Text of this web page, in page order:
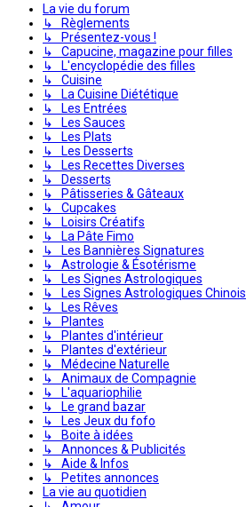
La vie du forum
↳ Règlements
↳ Présentez-vous !
↳ Capucine, magazine pour filles
↳ L'encyclopédie des filles
↳ Cuisine
↳ La Cuisine Diététique
↳ Les Entrées
↳ Les Sauces
↳ Les Plats
↳ Les Desserts
↳ Les Recettes Diverses
↳ Desserts
↳ Pâtisseries & Gâteaux
↳ Cupcakes
↳ Loisirs Créatifs
↳ La Pâte Fimo
↳ Les Bannières Signatures
↳ Astrologie & Ésotérisme
↳ Les Signes Astrologiques
↳ Les Signes Astrologiques Chinois
↳ Les Rêves
↳ Plantes
↳ Plantes d'intérieur
↳ Plantes d'extérieur
↳ Médecine Naturelle
↳ Animaux de Compagnie
↳ L'aquariophilie
↳ Le grand bazar
↳ Les Jeux du fofo
↳ Boite à idées
↳ Annonces & Publicités
↳ Aide & Infos
↳ Petites annonces
La vie au quotidien